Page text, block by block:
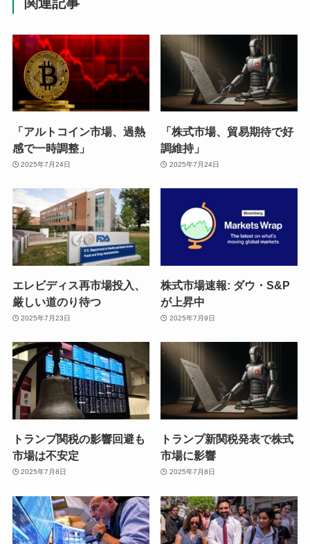
「アルトコイン市場、過熱
感で一時調整」
2025年7月24日
「株式市場、貿易期待で好
調維持」
2025年7月24日
エレビディス再市場投入、
厳しい道のり待つ
2025年7月23日
株式市場速報: ダウ・S&P
が上昇中
2025年7月9日
トランプ関税の影響回避も
市場は不安定
2025年7月8日
トランプ新関税発表で株式
市場に影響
2025年7月8日